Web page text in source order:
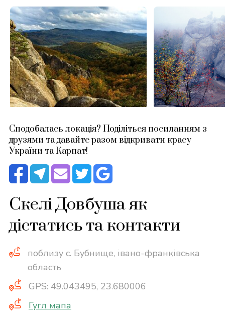
Сподобалась локація? Поділіться посиланням з
друзями та давайте разом відкривати красу
України та Карпат!
Скелі Довбуша як
дістатись та контакти
поблизу с. Бубнище, івано-франківська
область
GPS: 49.043495, 23.680006
Гугл мапа